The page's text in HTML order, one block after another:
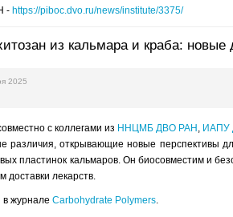
- https://piboc.dvo.ru/news/institute/3375/
из кальмара и краба:
2025
с коллегами из ННЦМБ ДВО РАН, ИАПУ
различия, открывающие новые перспективы
пластинок кальмаров. Он биосовместим и
доставки лекарств.
в журнале Carbohydrate Polymers.